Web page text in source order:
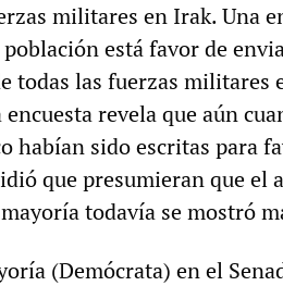
militares en Irak. Una
está favor de
todas las fuerzas militares
revela que aún
habían sido escritas para
que presumieran que el
todavía se mostró
(Demócrata) en el